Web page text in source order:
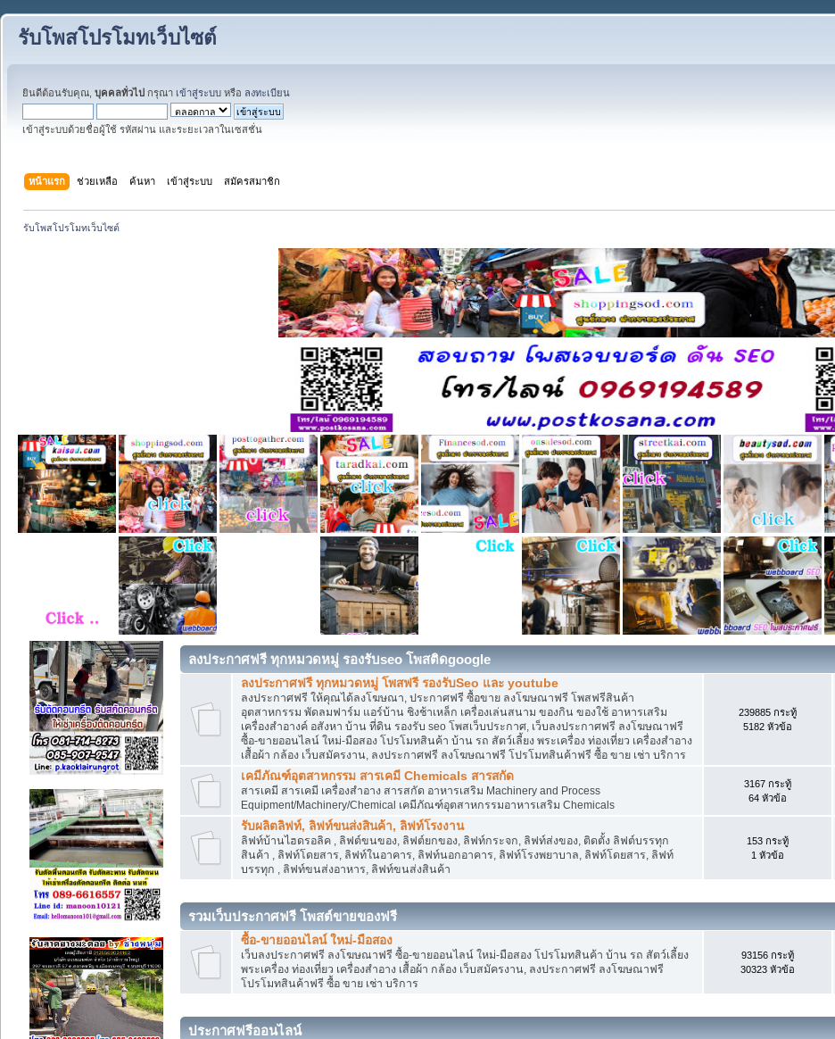
รับโพสโปรโมทเว็บไซต์
ยินดีต้อนรับคุณ, บุคคลทั่วไป กรุณา เข้าสู่ระบบ หรือ ลงทะเบียน
เข้าสู่ระบบด้วยชื่อผู้ใช้ รหัสผ่าน และระยะเวลาในเซสชั่น
หน้าแรก ช่วยเหลือ ค้นหา เข้าสู่ระบบ สมัครสมาชิก
รับโพสโปรโมทเว็บไซต์
ลงประกาศฟรี ทุกหมวดหมู่ รองรับseo โพสติดgoogle
ลงประกาศฟรี ทุกหมวดหมู่ โพสฟรี รองรับSeo และ youtube
ลงประกาศฟรี ให้คุณได้ลงโฆษณา, ประกาศฟรี ซื้อขาย ลงโฆษณาฟรี โพสฟรีสินค้า
อุตสาหกรรม พัดลมฟาร์ม แอร์บ้าน ชิงช้าเหล็ก เครื่องเล่นสนาม ของกิน ของใช้ อาหารเสริม
เครื่องสำอางค์ อสังหา บ้าน ที่ดิน รองรับ seo โพสเว็บประกาศ, เว็บลงประกาศฟรี ลงโฆษณาฟรี
ซื้อ-ขายออนไลน์ ใหม่-มือสอง โปรโมทสินค้า บ้าน รถ สัตว์เลี้ยง พระเครื่อง ท่องเที่ยว เครื่องสำอาง
เสื้อผ้า กล้อง เว็บสมัครงาน, ลงประกาศฟรี ลงโฆษณาฟรี โปรโมทสินค้าฟรี ซื้อ ขาย เช่า บริการ
239885 กระทู้
5182 หัวข้อ
เคมีภัณฑ์อุตสาหกรรม สารเคมี Chemicals สารสกัด
สารเคมี สารเคมี เครื่องสำอาง สารสกัด อาหารเสริม Machinery and Process
Equipment/Machinery/Chemical เคมีภัณฑ์อุตสาหกรรมอาหารเสริม Chemicals
3167 กระทู้
64 หัวข้อ
รับผลิตลิฟท์, ลิฟท์ขนส่งสินค้า, ลิฟท์โรงงาน
ลิฟท์บ้านไฮดรอลิค , ลิฟต์ขนของ, ลิฟต์ยกของ, ลิฟท์กระจก, ลิฟท์ส่งของ, ติดตั้ง ลิฟต์บรรทุก
สินค้า , ลิฟท์โดยสาร, ลิฟท์ในอาคาร, ลิฟท์นอกอาคาร, ลิฟท์โรงพยาบาล, ลิฟท์โดยสาร, ลิฟท์
บรรทุก , ลิฟท์ขนส่งอาหาร, ลิฟท์ขนส่งสินค้า
153 กระทู้
1 หัวข้อ
รวมเว็บประกาศฟรี โพสต์ขายของฟรี
ซื้อ-ขายออนไลน์ ใหม่-มือสอง
เว็บลงประกาศฟรี ลงโฆษณาฟรี ซื้อ-ขายออนไลน์ ใหม่-มือสอง โปรโมทสินค้า บ้าน รถ สัตว์เลี้ยง
พระเครื่อง ท่องเที่ยว เครื่องสำอาง เสื้อผ้า กล้อง เว็บสมัครงาน, ลงประกาศฟรี ลงโฆษณาฟรี
โปรโมทสินค้าฟรี ซื้อ ขาย เช่า บริการ
93156 กระทู้
30323 หัวข้อ
ประกาศฟรีออนไลน์